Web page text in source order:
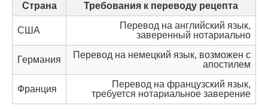
Страна Требования к переводу рецепта
США
Перевод на английский язык,
заверенный нотариально
Германия
Перевод на немецкий язык, возможен с
апостилем
Франция
Перевод на французский язык,
требуется нотариальное заверение